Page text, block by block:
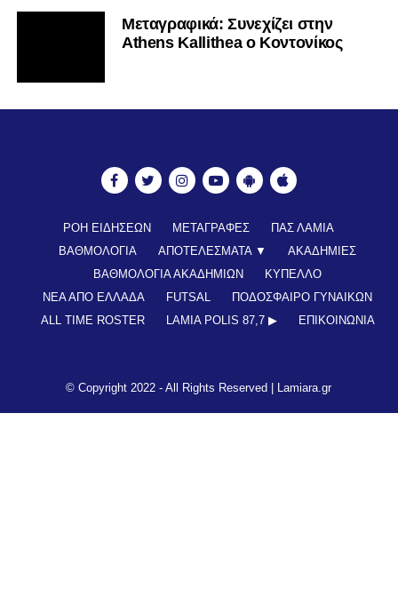
Mεταγραφικά: Συνεχίζει στην
Athens Kallithea ο Κοντονίκος
ΡΟΗ ΕΙΔΗΣΕΩΝ ΜΕΤΑΓΡΑΦΕΣ
ΠΑΣ ΛΑΜΙΑ
ΒΑΘΜΟΛΟΓΙΑ
ΑΠΟΤΕΛΕΣΜΑΤΑ ▼
ΑΚΑΔΗΜΙΕΣ
ΒΑΘΜΟΛΟΓΙΑ ΑΚΑΔΗΜΙΩΝ
ΚΥΠΕΛΛΟ
ΝΕΑ ΑΠΟ ΕΛΛΑΔΑ
FUTSAL
ΠΟΔΟΣΦΑΙΡΟ ΓΥΝΑΙΚΩΝ
ALL TIME ROSTER
LAMIA POLIS 87,7 ▶︎ ΕΠΙΚΟΙΝΩΝΊΑ
© Copyright 2022 - All Rights Reserved | Lamiara.gr